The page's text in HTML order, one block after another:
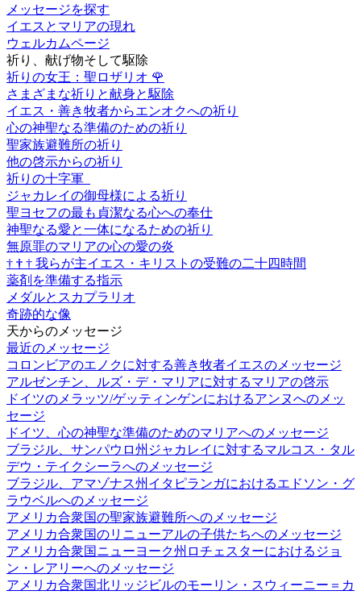
メッセージを探す
イエスとマリアの現れ
ウェルカムページ
祈り、献げ物そして駆除
祈りの女王：聖ロザリオ 🌹
さまざまな祈りと献身と駆除
イエス・善き牧者からエンオクへの祈り
心の神聖なる準備のための祈り
聖家族避難所の祈り
他の啓示からの祈り
祈りの十字軍
ジャカレイの御母様による祈り
聖ヨセフの最も貞潔なる心への奉仕
神聖なる愛と一体になるための祈り
無原罪のマリアの心の愛の炎
† † † 我らが主イエス・キリストの受難の二十四時間
薬剤を準備する指示
メダルとスカプラリオ
奇跡的な像
天からのメッセージ
最近のメッセージ
コロンビアのエノクに対する善き牧者イエスのメッセージ
アルゼンチン、ルズ・デ・マリアに対するマリアの啓示
ドイツのメラッツ/ゲッティンゲンにおけるアンヌへのメッ
セージ
ドイツ、心の神聖な準備のためのマリアへのメッセージ
ブラジル、サンパウロ州ジャカレイに対するマルコス・タル
デウ・テイクシーラへのメッセージ
ブラジル、アマゾナス州イタピランガにおけるエドソン・グ
ラウベルへのメッセージ
アメリカ合衆国の聖家族避難所へのメッセージ
アメリカ合衆国のリニューアルの子供たちへのメッセージ
アメリカ合衆国ニューヨーク州ロチェスターにおけるジョ
ン・レアリーへのメッセージ
アメリカ合衆国北リッジビルのモーリン・スウィーニー＝カ